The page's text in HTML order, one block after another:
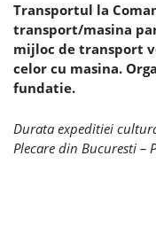
Transportul la
transport/masina
mijloc de transport
celor cu masina.
fundatie.
Durata expeditiei
Plecare din Bucuresti –